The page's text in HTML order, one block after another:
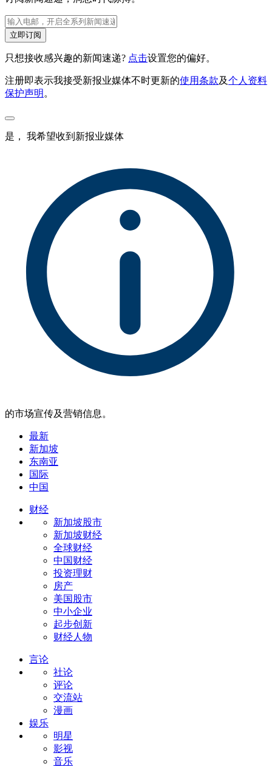
立即订阅
只想接收感兴趣的新闻速递? 点击设置您的偏好。
注册即表示我接受新报业媒体不时更新的使用条款及个人资料
保护声明 。
是， 我希望收到新报业媒体
的市场宣传及营销信息。
最新
新加坡
东南亚
国际
中国
财经
新加坡股市
新加坡财经
全球财经
中国财经
投资理财
房产
美国股市
中小企业
起步创新
财经人物
言论
社论
评论
交流站
漫画
娱乐
明星
影视
音乐